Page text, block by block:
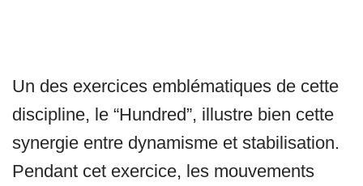
Un des exercices emblématiques de cette
discipline, le “Hundred”, illustre bien cette
synergie entre dynamisme et stabilisation.
Pendant cet exercice, les mouvements